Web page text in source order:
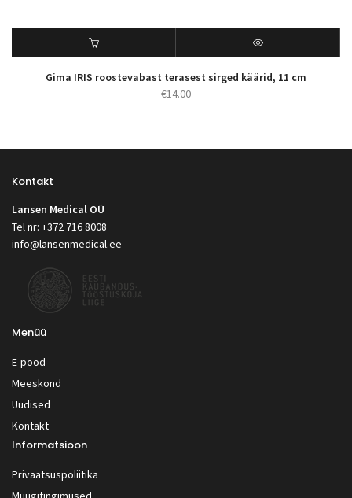
Gima IRIS roostevabast terasest sirged käärid, 11 cm
€14.00
Kontakt
Lansen Medical OÜ
Tel nr: +372 716 8008
info@lansenmedical.ee
Menüü
E-pood
Meeskond
Uudised
Kontakt
Informatsioon
Privaatsuspoliitika